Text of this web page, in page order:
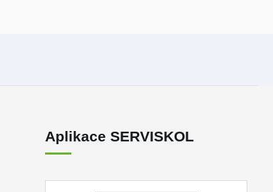
Aplikace SERVISKOL